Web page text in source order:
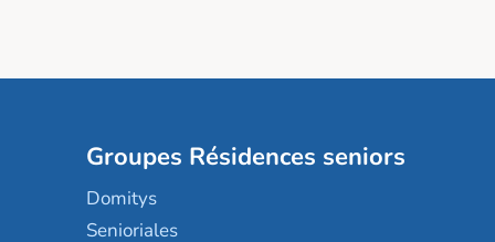
Groupes Résidences seniors
Domitys
Senioriales